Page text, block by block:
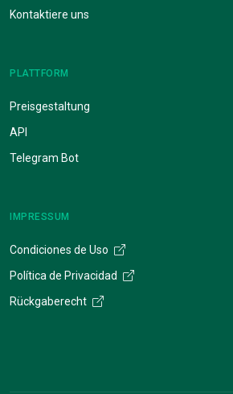
Kontaktiere uns
PLATTFORM
Preisgestaltung
API
Telegram Bot
IMPRESSUM
Condiciones de Uso
Política de Privacidad
Rückgaberecht